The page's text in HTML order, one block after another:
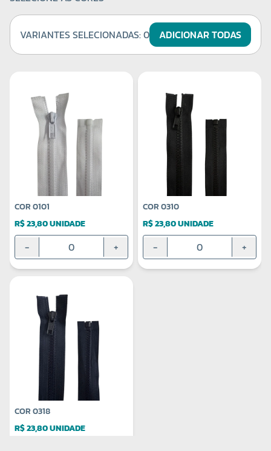
VARIANTES SELECIONADAS:0 ADICIONAR TODAS
COR 0101
R$ 23,80 UNIDADE
- +
COR 0310
R$ 23,80 UNIDADE
- +
COR 0318
R$ 23,80 UNIDADE